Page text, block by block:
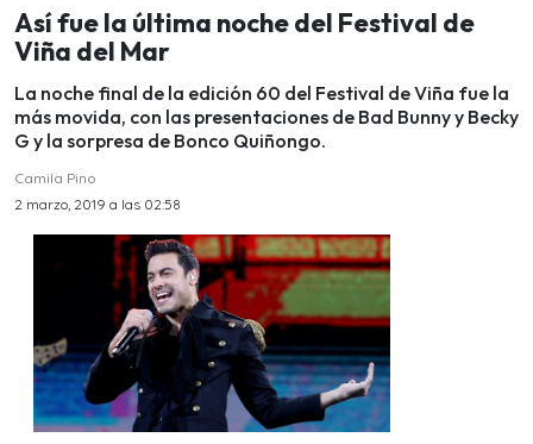
Así fue la última noche del Festival de
Viña del Mar
La noche final de la edición 60 del Festival de Viña fue la
más movida, con las presentaciones de Bad Bunny y Becky
G y la sorpresa de Bonco Quiñongo.
Camila Pino
2 marzo, 2019 a las 02:58